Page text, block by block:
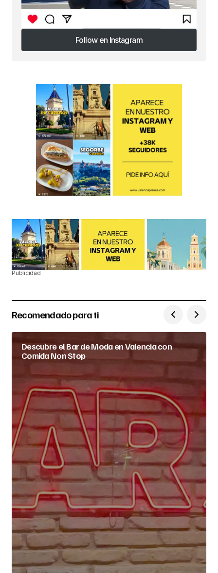
Follow en Instagram
Follow en Instagram
Publicidad
Recomendado para ti
Descubre el Bar de Moda en Valencia con
Comida Non Stop